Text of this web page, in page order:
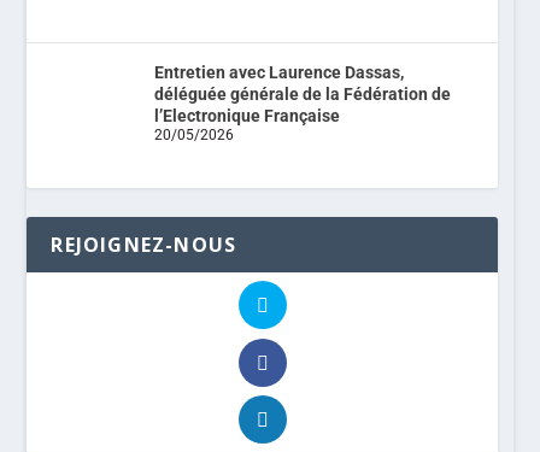
Entretien avec Laurence Dassas,
déléguée générale de la Fédération de
l’Electronique Française
20/05/2026
REJOIGNEZ-NOUS